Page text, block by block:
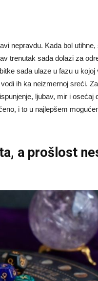
nepravdu. Kada bol
trenutak sada dolazi za
sada ulaze u fazu u kojoj
ih ka neizmernoj sreći. Za
ljubav, mir i osećaj
i to u najlepšem
a prošlost